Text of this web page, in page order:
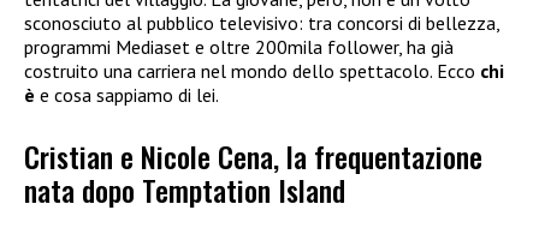
sconosciuto al pubblico televisivo: tra concorsi di bellezza,
programmi Mediaset e oltre 200mila follower, ha già
costruito una carriera nel mondo dello spettacolo. Ecco chi
è e cosa sappiamo di lei.
Cristian e Nicole Cena, la frequentazione
nata dopo Temptation Island